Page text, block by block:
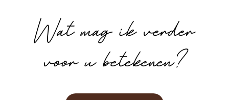
Wat mag ik verder
voor u betekenen?